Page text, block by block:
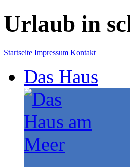
Urlaub in
Startseite Impressum Kontakt
Das Haus